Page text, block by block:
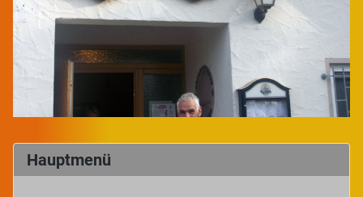
Hauptmenü